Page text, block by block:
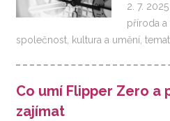
2. 7. 2025
příroda a
společnost, kultura a umění,
Co umí Flipper Zero a
zajímat